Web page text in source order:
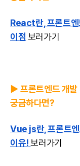
React란, 프론트엔
이점 보러가기
▶️ 프론트엔드 개
궁금하다면?
Vue js란, 프론트
이유! 보러가기